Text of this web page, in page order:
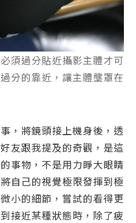
須過分貼近攝影主體才可
分的靠近，讓主體壟罩在
將鏡頭接上機身後，透
友跟我提及的奇觀，是這
事物，不是用力睜大眼睛
自己的視覺極限發揮到極
小的細節，嘗試的看得更
接近某種狀態時，除了疲